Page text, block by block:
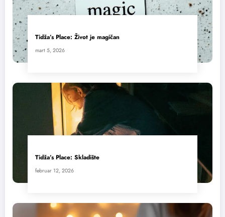
Tidža’s Place: Život je magičan
mart 5, 2026
Tidža’s Place: Skladište
februar 12, 2026